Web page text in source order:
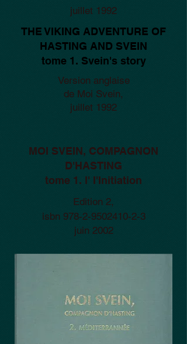
juillet 1992
THE VIKING ADVENTURE OF
HASTING AND SVEIN
tome 1. Svein's story
Version anglaise
de Moi Svein,
juillet 1992
MOI SVEIN, COMPAGNON
D'HASTING
tome 1. l' I'Initiation
Edition 2,
isbn 978-2-9502410-2-3
juin 2002